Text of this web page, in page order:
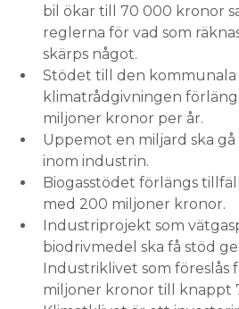
bil ökar till 70 000 kronor
reglerna för vad som
skärps något.
Stödet till den kommunala
klimatrådgivningen
miljoner kronor per år.
Uppemot en miljard ska
inom industrin.
Biogasstödet förlängs
med 200 miljoner kronor.
Industriprojekt som
biodrivmedel ska få stöd
Industriklivet som föreslås
miljoner kronor till knappt